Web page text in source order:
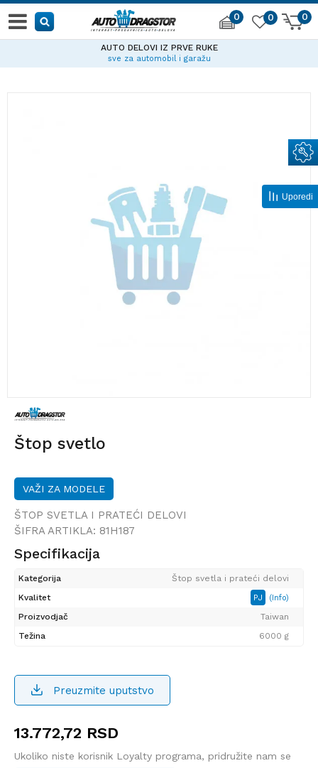
0 0
0
AUTO DELOVI IZ PRVE RUKE
sve za automobil i garažu
Štop svetlo
VAŽI ZA MODELE
ŠTOP SVETLA I PRATEĆI DELOVI
ŠIFRA ARTIKLA: 81H187
Specifikacija
Kategorija
Štop svetla i prateći delovi
Kvalitet
PJ (Info)
Proizvodjač
Taiwan
Težina
6000 g
Preuzmite uputstvo
13.772,72 RSD
Ukoliko niste korisnik Loyalty programa, pridružite nam se
Uporedi